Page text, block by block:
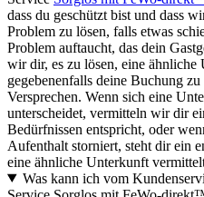
dass du geschützt bist und dass
Problem zu lösen, falls etwas
Problem auftaucht, das dein
wir dir, es zu lösen, eine
gegebenenfalls deine Buchung zu
Versprechen. Wenn sich eine
unterscheidet, vermitteln wir dir
Bedürfnissen entspricht, oder
Aufenthalt storniert, steht dir ein
eine ähnliche Unterkunft
Was kann ich vom